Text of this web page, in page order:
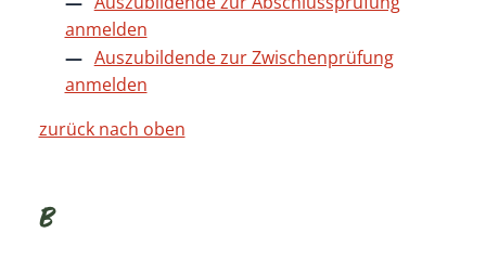
anmelden
Auszubildende zur Zwischenprüfung
anmelden
zurück nach oben
B